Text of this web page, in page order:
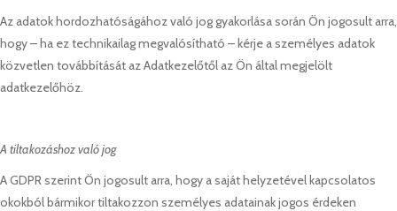
Az adatok hordozhatóságához való jog gyakorlása során Ön jogosult arra,
hogy – ha ez technikailag megvalósítható – kérje a személyes adatok
közvetlen továbbítását az Adatkezelőtől az Ön által megjelölt
adatkezelőhöz.
A tiltakozáshoz való jog
A GDPR szerint Ön jogosult arra, hogy a saját helyzetével kapcsolatos
okokból bármikor tiltakozzon személyes adatainak jogos érdeken